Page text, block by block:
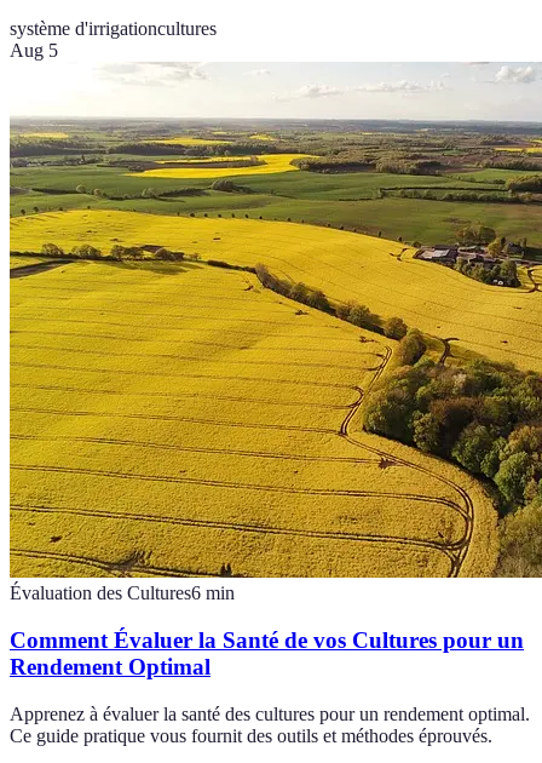
système d'irrigationcultures
Aug 5
Évaluation des Cultures6 min
Comment Évaluer la Santé de vos Cultures pour un
Rendement Optimal
Apprenez à évaluer la santé des cultures pour un rendement optimal.
Ce guide pratique vous fournit des outils et méthodes éprouvés.